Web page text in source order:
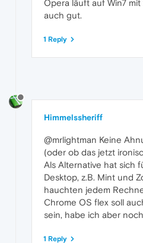
Opera läuft auf Win7
auch gut.
1 Reply
Himmelssheriff
@mrlightman Keine
(oder ob das jetzt
Als Alternative hat sich
Desktop, z.B. Mint und
hauchten jedem
Chrome OS flex soll
sein, habe ich aber
1 Reply